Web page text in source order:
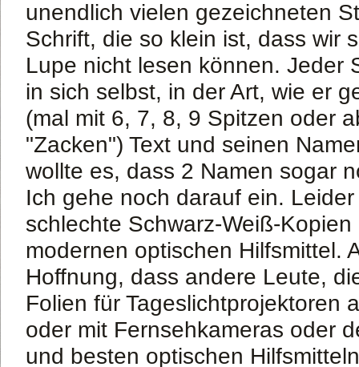
unendlich vielen gezeichneten
Schrift, die so klein ist, dass wir
Lupe nicht lesen können. Jeder
in sich selbst, in der Art, wie er
(mal mit 6, 7, 8, 9 Spitzen oder
"Zacken") Text und seinen
wollte es, dass 2 Namen sogar
Ich gehe noch darauf ein.
schlechte Schwarz-Weiß-
modernen optischen Hilfsmittel.
Hoffnung, dass andere Leute,
Folien für Tageslichtprojektoren
oder mit Fernsehkameras oder
und besten optischen